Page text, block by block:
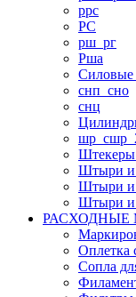
ррс
РС
рш_рг
Рша
Силовые
снп_сно
снц
Штекеры
Штыри и
Штыри и
Штыри и
РАСХОДНЫЕ
Оплетка
Сопла